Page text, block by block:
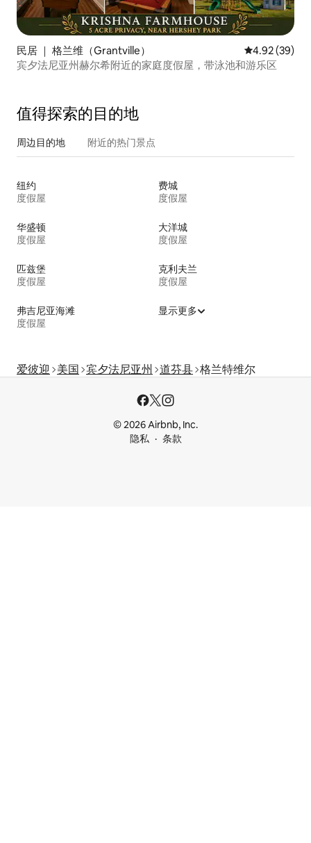
民居 ｜ 格兰维（Grantville） 平均评分
4.92 (39)
宾夕法尼亚州赫尔希附近的家庭度假屋，带泳池和游乐区
值得探索的目的地
周边目的地 附近的热门景点
纽约
度假屋
费城
度假屋
华盛顿
度假屋
大洋城
度假屋
匹兹堡
度假屋
克利夫兰
度假屋
弗吉尼亚海滩
度假屋
显示更多
爱彼迎 美国 宾夕法尼亚州 道芬县 格兰特维尔
© 2026 Airbnb, Inc.
隐私
条款